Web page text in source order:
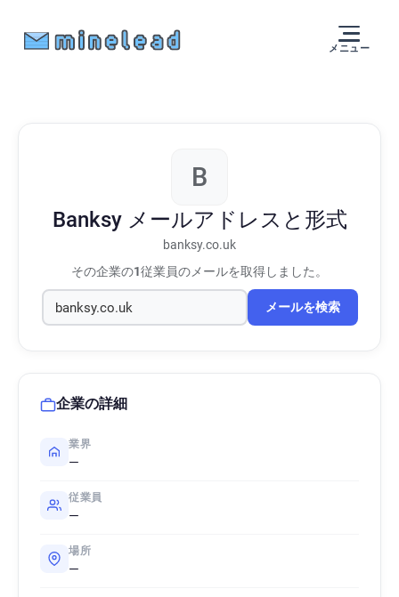
メニュー
B
Banksy メールアドレスと形式
banksy.co.uk
その企業の1従業員のメールを取得しました。
メールを検索
企業の詳細
業界
—
従業員
—
場所
—